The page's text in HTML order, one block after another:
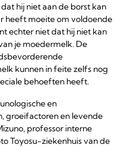
hij niet aan de borst kan
heeft moeite om voldoende
echter niet dat hij niet kan
je moedermelk. De
kunnen in feite zelfs nog
behoeften heeft.
en
groeifactoren en levende
professor interne
Toyosu-ziekenhuis van de